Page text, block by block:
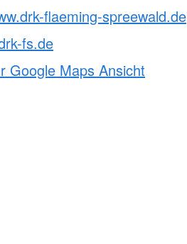
flaeming-spreewald.de
fs.de
Google Maps Ansicht